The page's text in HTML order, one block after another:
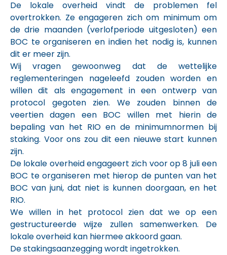
De lokale overheid vindt de problemen fel
overtrokken. Ze engageren zich om minimum om
de drie maanden (verlofperiode uitgesloten) een
BOC te organiseren en indien het nodig is, kunnen
dit er meer zijn.
Wij vragen gewoonweg dat de wettelijke
reglementeringen nageleefd zouden worden en
willen dit als engagement in een ontwerp van
protocol gegoten zien. We zouden binnen de
veertien dagen een BOC willen met hierin de
bepaling van het RIO en de minimumnormen bij
staking. Voor ons zou dit een nieuwe start kunnen
zijn.
De lokale overheid engageert zich voor op 8 juli een
BOC te organiseren met hierop de punten van het
BOC van juni, dat niet is kunnen doorgaan, en het
RIO.
We willen in het protocol zien dat we op een
gestructureerde wijze zullen samenwerken. De
lokale overheid kan hiermee akkoord gaan.
De stakingsaanzegging wordt ingetrokken.